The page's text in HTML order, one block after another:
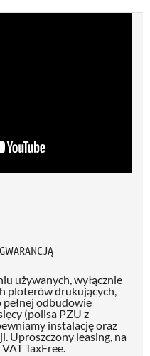
używanych, wyłącznie
ploterów drukujących,
odbudowie
(polisa PZU z
instalację oraz
Uproszczony leasing, na
TaxFree.